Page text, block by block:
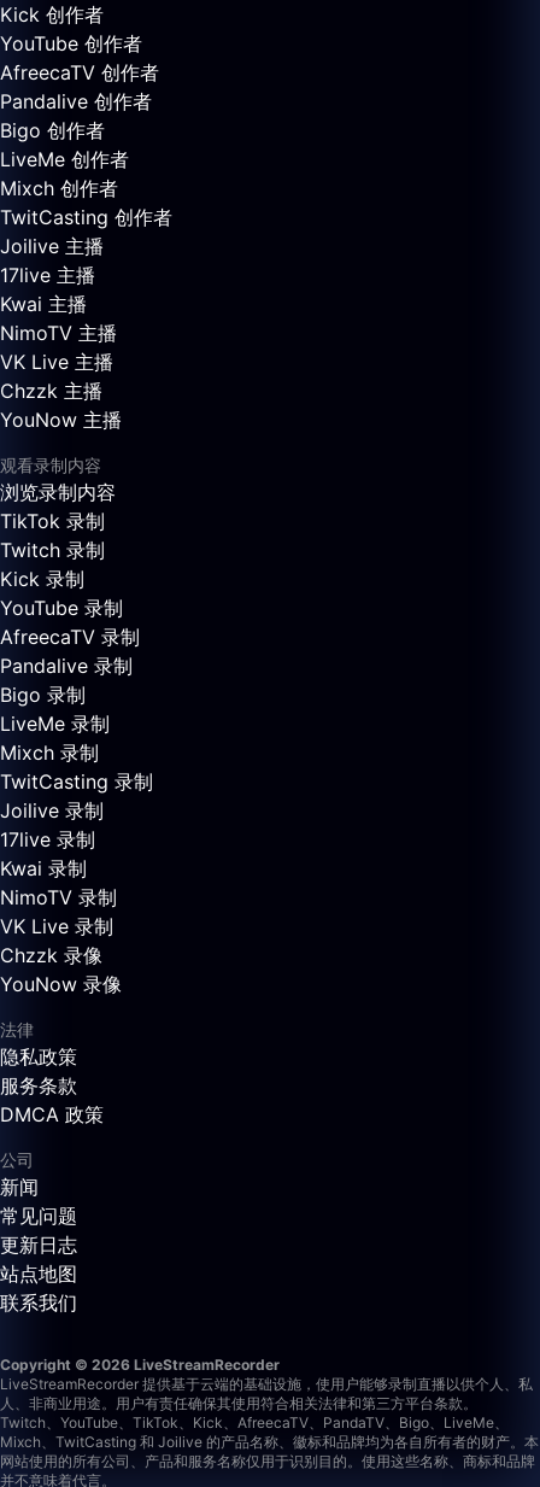
Kick 创作者
YouTube 创作者
AfreecaTV 创作者
Pandalive 创作者
Bigo 创作者
LiveMe 创作者
Mixch 创作者
TwitCasting 创作者
Joilive 主播
17live 主播
Kwai 主播
NimoTV 主播
VK Live 主播
Chzzk 主播
YouNow 主播
观看录制内容
浏览录制内容
TikTok 录制
Twitch 录制
Kick 录制
YouTube 录制
AfreecaTV 录制
Pandalive 录制
Bigo 录制
LiveMe 录制
Mixch 录制
TwitCasting 录制
Joilive 录制
17live 录制
Kwai 录制
NimoTV 录制
VK Live 录制
Chzzk 录像
YouNow 录像
法律
隐私政策
服务条款
DMCA 政策
公司
新闻
常见问题
更新日志
站点地图
联系我们
Copyright © 2026 LiveStreamRecorder
LiveStreamRecorder 提供基于云端的基础设施，使用户能够录制直播以供个人、私
人、非商业用途。用户有责任确保其使用符合相关法律和第三方平台条款。
Twitch、YouTube、TikTok、Kick、AfreecaTV、PandaTV、Bigo、LiveMe、
Mixch、TwitCasting 和 Joilive 的产品名称、徽标和品牌均为各自所有者的财产。本
网站使用的所有公司、产品和服务名称仅用于识别目的。使用这些名称、商标和品牌
并不意味着代言。